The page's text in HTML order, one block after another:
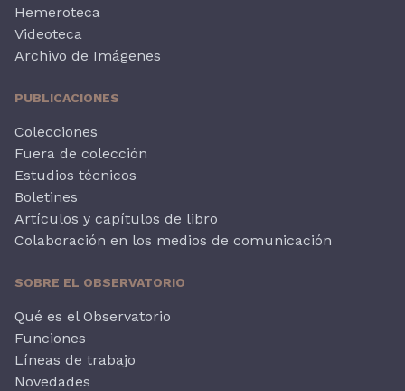
Hemeroteca
Videoteca
Archivo de Imágenes
PUBLICACIONES
Colecciones
Fuera de colección
Estudios técnicos
Boletines
Artículos y capítulos de libro
Colaboración en los medios de comunicación
SOBRE EL OBSERVATORIO
Qué es el Observatorio
Funciones
Líneas de trabajo
Novedades